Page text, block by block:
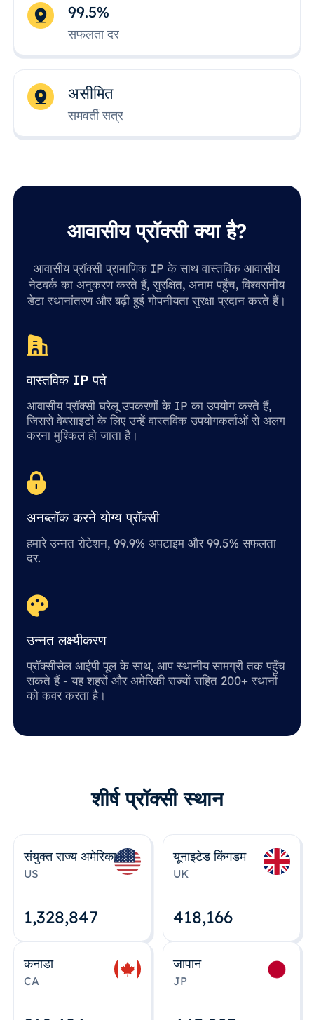
99.5%
सफलता दर
असीमित
समवर्ती सत्र
आवासीय प्रॉक्सी क्या है?
आवासीय प्रॉक्सी प्रामाणिक IP के साथ वास्तविक आवासीय
नेटवर्क का अनुकरण करते हैं, सुरक्षित, अनाम पहुँच, विश्वसनीय
डेटा स्थानांतरण और बढ़ी हुई गोपनीयता सुरक्षा प्रदान करते हैं।
वास्तविक IP पते
आवासीय प्रॉक्सी घरेलू उपकरणों के IP का उपयोग करते हैं,
जिससे वेबसाइटों के लिए उन्हें वास्तविक उपयोगकर्ताओं से अलग
करना मुश्किल हो जाता है।
अनब्लॉक करने योग्य प्रॉक्सी
हमारे उन्नत रोटेशन, 99.9% अपटाइम और 99.5% सफलता
दर.
उन्नत लक्ष्यीकरण
प्रॉक्सीसेल आईपी पूल के साथ, आप स्थानीय सामग्री तक पहुँच
सकते हैं - यह शहरों और अमेरिकी राज्यों सहित 200+ स्थानों
को कवर करता है।
शीर्ष प्रॉक्सी स्थान
संयुक्त राज्य अमेरिका
US
1,328,848
यूनाइटेड किंगडम
UK
418,167
कनाडा
CA
जापान
JP